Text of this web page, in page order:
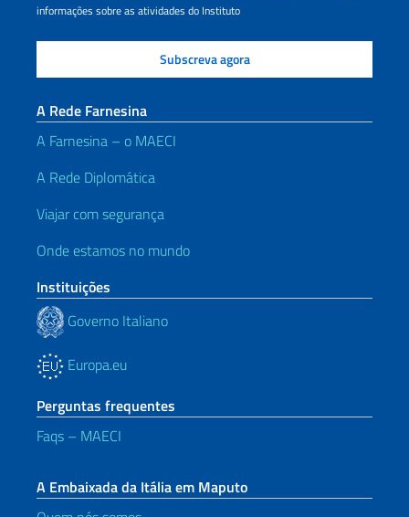
informações sobre as atividades do Instituto
A Rede Farnesina
A Farnesina – o MAECI
A Rede Diplomática
Viajar com segurança
Onde estamos no mundo
Instituições
Governo Italiano
Europa.eu
Perguntas frequentes
Faqs – MAECI
A Embaixada da Itália em Maputo